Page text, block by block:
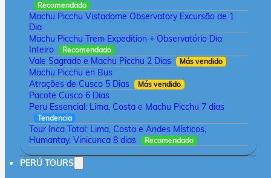
Recomendado
Machu Picchu Vistadome Observatory Excursão de 1
Dia
Machu Picchu Trem Expedition + Observatório Dia
Inteiro
Recomendado
Vale Sagrado e Machu Picchu 2 Dias Más vendido
Machu Picchu en Bus
Atrações de Cusco 5 Dias
Más vendido
Pacote Cusco 6 Dias
Peru Essencial: Lima, Costa e Machu Picchu 7 dias
Tendencia
Tour Inca Total: Lima, Costa e Andes Místicos,
Humantay, Vinicunca 8 dias
Recomendado
PERÚ TOURS